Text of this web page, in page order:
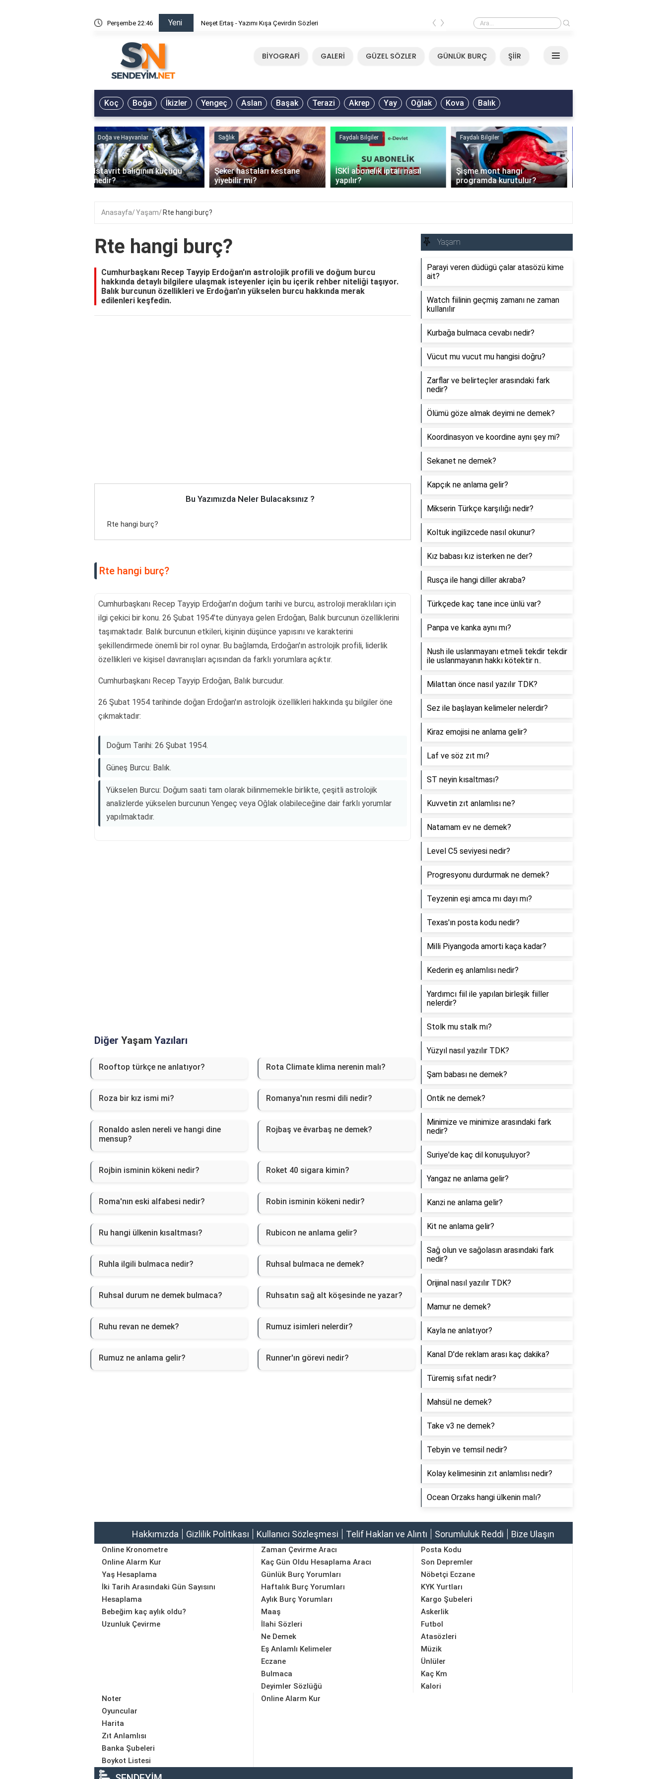
Perşembe 22:46 Yeni Neşet Ertaş - Yazımı Kışa Çevirdin Sözleri Neşet Ertaş - Yazımı Kışa Çevirdin Sözleri
‹ ›
BİYOGRAFİ GALERİ GÜZEL SÖZLER GÜNLÜK BURÇ ŞİİR
Koç Boğa İkizler Yengeç Aslan Başak Terazi Akrep Yay Oğlak Kova Balık
Sağlık
Şeker hastaları kestane
yiyebilir mi?
Faydalı Bilgiler
İSKİ abonelik iptali nasıl
yapılır?
Faydalı Bilgiler
Şişme mont hangi
programda kurutulur?
Faydalı Bilgiler
Şofben suyu neden ısıtmaz?
‹ ›
Anasayfa Yaşam Rte hangi burç?
Rte hangi burç?
Cumhurbaşkanı Recep Tayyip Erdoğan'ın astrolojik profili ve doğum burcu
hakkında detaylı bilgilere ulaşmak isteyenler için bu içerik rehber niteliği taşıyor.
Balık burcunun özellikleri ve Erdoğan'ın yükselen burcu hakkında merak
edilenleri keşfedin.
Bu Yazımızda Neler Bulacaksınız ?
Rte hangi burç?
Rte hangi burç?
Cumhurbaşkanı Recep Tayyip Erdoğan'ın doğum tarihi ve burcu, astroloji meraklıları için
ilgi çekici bir konu. 26 Şubat 1954'te dünyaya gelen Erdoğan, Balık burcunun özelliklerini
taşımaktadır. Balık burcunun etkileri, kişinin düşünce yapısını ve karakterini
şekillendirmede önemli bir rol oynar. Bu bağlamda, Erdoğan'ın astrolojik profili, liderlik
özellikleri ve kişisel davranışları açısından da farklı yorumlara açıktır.
Cumhurbaşkanı Recep Tayyip Erdoğan, Balık burcudur.
26 Şubat 1954 tarihinde doğan Erdoğan'ın astrolojik özellikleri hakkında şu bilgiler öne
çıkmaktadır:
Doğum Tarihi: 26 Şubat 1954.
Güneş Burcu: Balık.
Yükselen Burcu: Doğum saati tam olarak bilinmemekle birlikte, çeşitli astrolojik
analizlerde yükselen burcunun Yengeç veya Oğlak olabileceğine dair farklı yorumlar
yapılmaktadır.
Diğer Yaşam Yazıları
Rooftop türkçe ne anlatıyor? Rota Climate klima nerenin malı?
Roza bir kız ismi mi? Romanya'nın resmi dili nedir?
Ronaldo aslen nereli ve hangi dine
mensup?
Rojbaş ve êvarbaş ne demek?
Rojbin isminin kökeni nedir? Roket 40 sigara kimin?
Roma'nın eski alfabesi nedir? Robin isminin kökeni nedir?
Ru hangi ülkenin kısaltması? Rubicon ne anlama gelir?
Ruhla ilgili bulmaca nedir? Ruhsal bulmaca ne demek?
Ruhsal durum ne demek bulmaca? Ruhsatın sağ alt köşesinde ne yazar?
Ruhu revan ne demek? Rumuz isimleri nelerdir?
Rumuz ne anlama gelir? Runner'ın görevi nedir?
Yaşam
Parayi veren düdügü çalar atasözü kime
ait?
Watch fiilinin geçmiş zamanı ne zaman
kullanılır
Kurbağa bulmaca cevabı nedir?
Vücut mu vucut mu hangisi doğru?
Zarflar ve belirteçler arasındaki fark
nedir?
Ölümü göze almak deyimi ne demek?
Koordinasyon ve koordine aynı şey mi?
Sekanet ne demek?
Kapçık ne anlama gelir?
Mikserin Türkçe karşılığı nedir?
Koltuk ingilizcede nasıl okunur?
Kız babası kız isterken ne der?
Rusça ile hangi diller akraba?
Türkçede kaç tane ince ünlü var?
Panpa ve kanka aynı mı?
Nush ile uslanmayanı etmeli tekdir tekdir
ile uslanmayanın hakkı kötektir n..
Milattan önce nasıl yazılır TDK?
Sez ile başlayan kelimeler nelerdir?
Kiraz emojisi ne anlama gelir?
Laf ve söz zıt mı?
ST neyin kısaltması?
Kuvvetin zıt anlamlısı ne?
Natamam ev ne demek?
Level C5 seviyesi nedir?
Progresyonu durdurmak ne demek?
Teyzenin eşi amca mı dayı mı?
Texas'ın posta kodu nedir?
Milli Piyangoda amorti kaça kadar?
Kederin eş anlamlısı nedir?
Yardımcı fiil ile yapılan birleşik fiiller
nelerdir?
Stolk mu stalk mı?
Yüzyıl nasıl yazılır TDK?
Şam babası ne demek?
Ontik ne demek?
Minimize ve minimize arasındaki fark
nedir?
Suriye'de kaç dil konuşuluyor?
Yangaz ne anlama gelir?
Kanzi ne anlama gelir?
Kit ne anlama gelir?
Sağ olun ve sağolasın arasındaki fark
nedir?
Orijinal nasıl yazılır TDK?
Mamur ne demek?
Kayla ne anlatıyor?
Kanal D'de reklam arası kaç dakika?
Türemiş sıfat nedir?
Mahsül ne demek?
Take v3 ne demek?
Tebyin ve temsil nedir?
Kolay kelimesinin zıt anlamlısı nedir?
Ocean Orzaks hangi ülkenin malı?
Hakkımızda Gizlilik Politikası Kullanıcı Sözleşmesi Telif Hakları ve Alıntı Sorumluluk Reddi Bize Ulaşın
Online Kronometre
Online Alarm Kur
Yaş Hesaplama
İki Tarih Arasındaki Gün Sayısını
Hesaplama
Bebeğim kaç aylık oldu?
Uzunluk Çevirme
Zaman Çevirme Aracı
Kaç Gün Oldu Hesaplama Aracı
Günlük Burç Yorumları
Haftalık Burç Yorumları
Aylık Burç Yorumları
Maaş
Posta Kodu
Son Depremler
Nöbetçi Eczane
KYK Yurtları
Kargo Şubeleri
Askerlik
İlahi Sözleri
Ne Demek
Eş Anlamlı Kelimeler
Eczane
Bulmaca
Deyimler Sözlüğü
Futbol
Atasözleri
Müzik
Ünlüler
Kaç Km
Kalori
Noter
Oyuncular
Harita
Zıt Anlamlısı
Banka Şubeleri
Boykot Listesi
Online Alarm Kur